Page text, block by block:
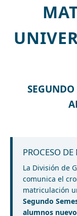
PROCESO
La División de
comunica el
matriculación
Segundo
alumnos